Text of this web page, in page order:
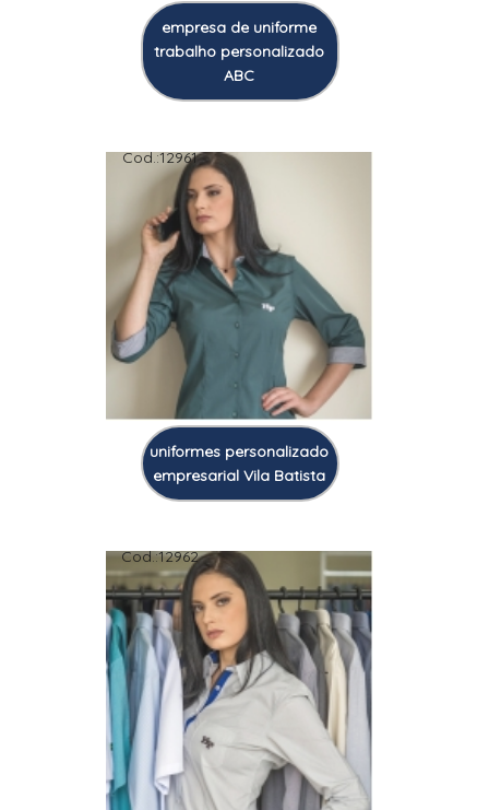
empresa de uniforme
trabalho personalizado
ABC
Cod.:12961
uniformes personalizado
empresarial Vila Batista
Cod.:12962